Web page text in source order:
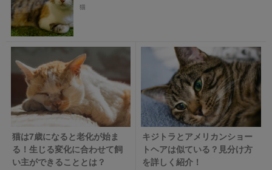
猫
猫は7歳になると老化が始ま
る！生じる変化に合わせて飼
い主ができることとは？
キジトラとアメリカンショー
トヘアは似ている？見分け方
を詳しく紹介！